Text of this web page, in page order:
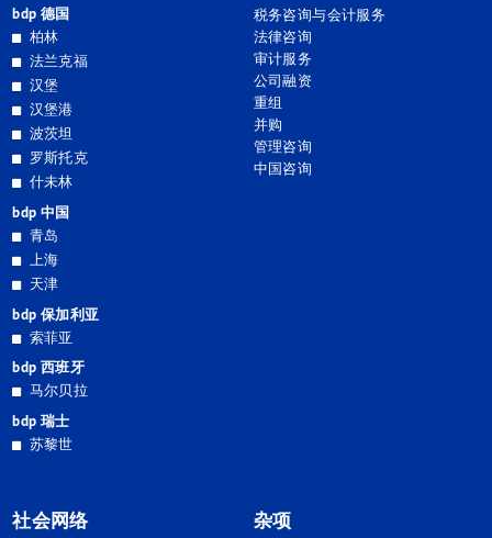
bdp 德国
柏林
法兰克福
汉堡
汉堡港
波茨坦
罗斯托克
什未林
bdp 中国
青岛
上海
天津
bdp 保加利亚
索菲亚
bdp 西班牙
马尔贝拉
bdp 瑞士
苏黎世
税务咨询与会计服务
法律咨询
审计服务
公司融资
重组
并购
管理咨询
中国咨询
社会网络 杂项